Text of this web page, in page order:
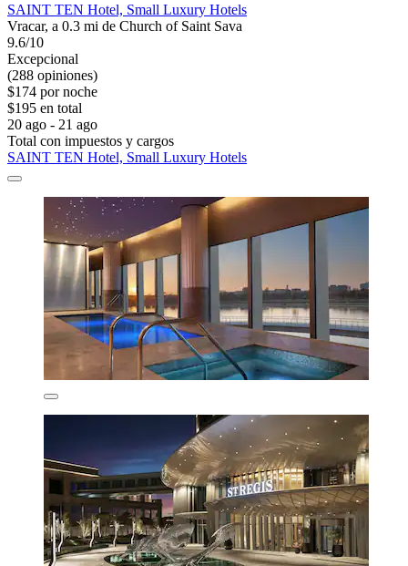
SAINT TEN Hotel, Small Luxury Hotels
Vracar, a 0.3 mi de Church of Saint Sava
9.6/10
Excepcional
(288 opiniones)
$174 por noche
$195 en total
20 ago - 21 ago
Total con impuestos y cargos
SAINT TEN Hotel, Small Luxury Hotels